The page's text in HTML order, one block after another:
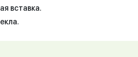
вставка.